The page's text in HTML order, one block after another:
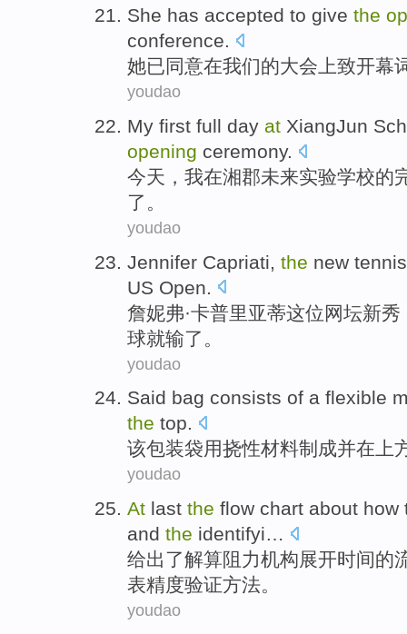
She has accepted to give the
conference.
她已同意在我们的大会上致开幕
youdao
My first full day at XiangJun
opening ceremony.
今天 ， 我在湘郡未来实验学校的
了 。
youdao
Jennifer Capriati the new tennis
US Open
詹妮弗·卡普里亚蒂这位网坛新秀
球就输了 。
youdao
Said bag consists of a flexible
the top.
该包装袋用挠性材料制成并在 上
youdao
At last the flow chart about how
and the identifyi…
给出了解算阻力机构展开时间的
表精度验证方法。
youdao